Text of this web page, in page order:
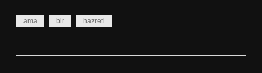
ama bir hazreti